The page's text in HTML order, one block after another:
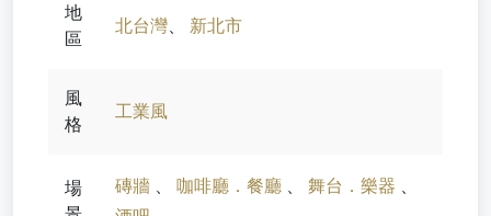
地
區
北台灣 新北市
風
格
工業風
場
磚牆 咖啡廳．餐廳 舞台．樂器